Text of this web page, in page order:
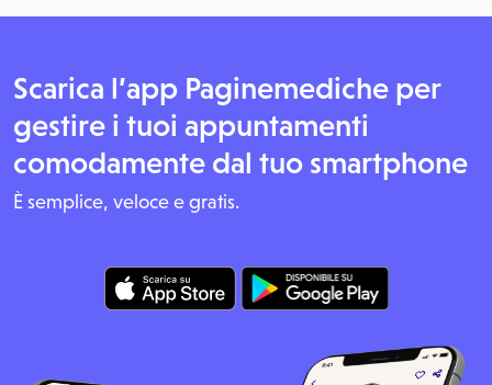
Scarica l’app Paginemediche per
gestire i tuoi appuntamenti
comodamente dal tuo smartphone
È semplice, veloce e gratis.